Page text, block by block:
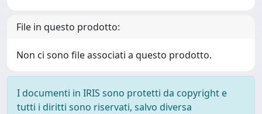
File in questo prodotto:
Non ci sono file associati a questo prodotto.
I documenti in IRIS sono protetti da copyright e
tutti i diritti sono riservati, salvo diversa